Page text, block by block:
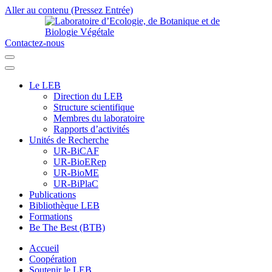
Aller au contenu (Pressez Entrée)
Contactez-nous
Le LEB
Direction du LEB
Structure scientifique
Membres du laboratoire
Rapports d’activités
Unités de Recherche
UR-BiCAF
UR-BioERep
UR-BioME
UR-BiPlaC
Publications
Bibliothèque LEB
Formations
Be The Best (BTB)
Accueil
Coopération
Soutenir le LEB